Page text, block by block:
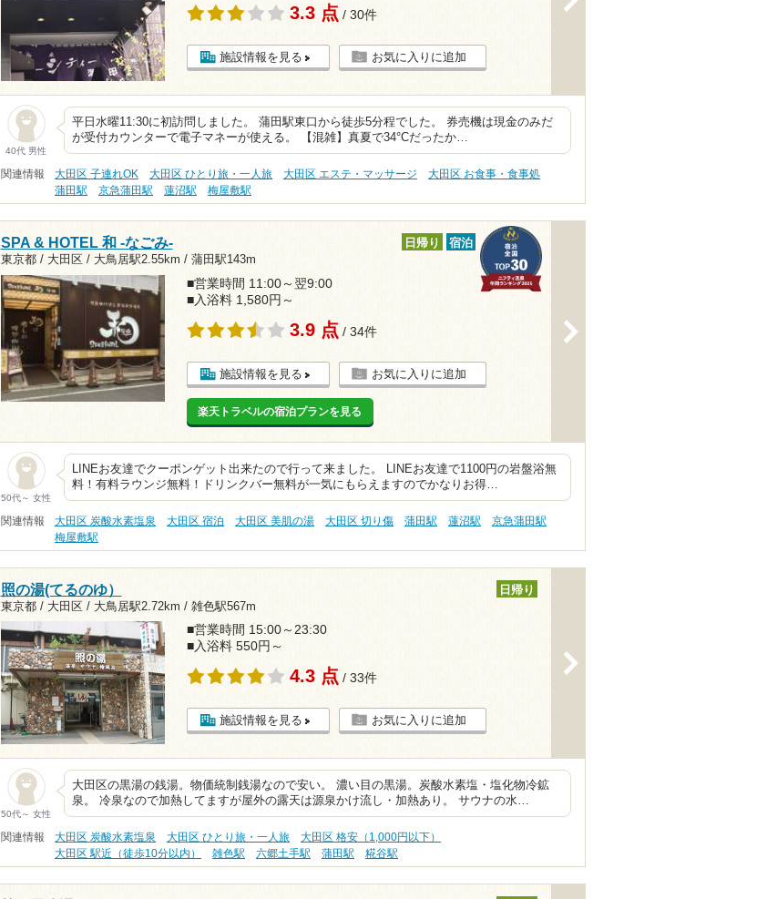
3.3 点 / 30件
施設情報を見る お気に入りに追加
40代 男性
平日水曜11:30に初訪問しました。 蒲田駅東口から徒歩5分程でした。 券売機は現金のみだ
が受付カウンターで電子マネーが使える。 【混雑】真夏で34°Cだったか…
関連情報 大田区 子連れOK 大田区 ひとり旅・一人旅 大田区 エステ・マッサージ
大田区 お食事・食事処
蒲田駅
京急蒲田駅 蓮沼駅 梅屋敷駅
SPA & HOTEL 和 -なごみ-
東京都 / 大田区 / 大鳥居駅2.55km / 蒲田駅143m
日帰り 宿泊
■営業時間 11:00～翌9:00
■入浴料 1,580円～
3.9 点 / 34件
施設情報を見る お気に入りに追加
楽天トラベルの宿泊プランを見る
50代～ 女性
LINEお友達でクーポンゲット出来たので行って来ました。 LINEお友達で1100円の岩盤浴無
料！有料ラウンジ無料！ドリンクバー無料が一気にもらえますのでかなりお得…
関連情報 大田区 炭酸水素塩泉 大田区 宿泊 大田区 美肌の湯 大田区 切り傷 蒲田駅 蓮沼駅
京急蒲田駅
梅屋敷駅
照の湯(てるのゆ）
東京都 / 大田区 / 大鳥居駅2.72km / 雑色駅567m
日帰り
■営業時間 15:00～23:30
■入浴料 550円～
4.3 点 / 33件
施設情報を見る お気に入りに追加
50代～ 女性
大田区の黒湯の銭湯。物価統制銭湯なので安い。 濃い目の黒湯。炭酸水素塩・塩化物冷鉱
泉。 冷泉なので加熱してますが屋外の露天は源泉かけ流し・加熱あり。 サウナの水…
関連情報 大田区 炭酸水素塩泉 大田区 ひとり旅・一人旅
大田区 格安（1,000円以下）
大田区 駅近（徒歩10分以内）
雑色駅 六郷土手駅 蒲田駅 糀谷駅